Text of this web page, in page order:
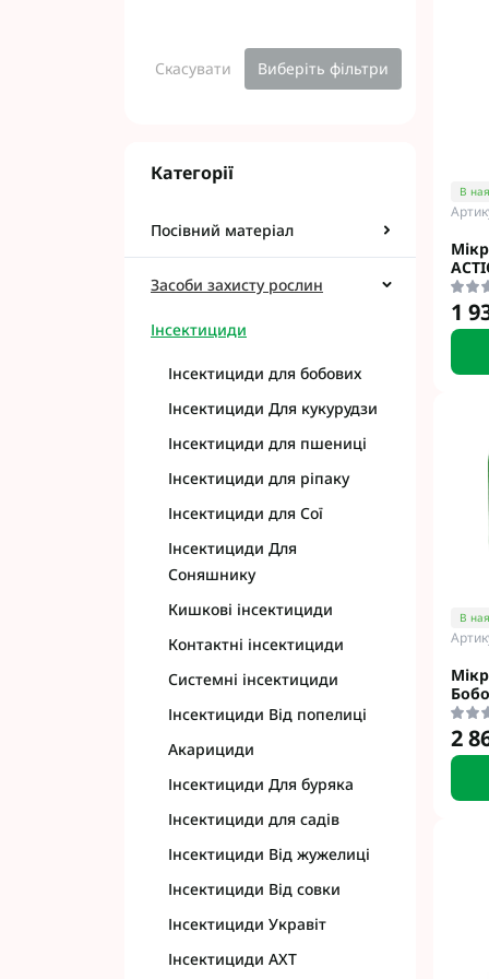
Соняшник
Соняшник
Cоняшник РАЖТ
Соняшник
ЮГ АГРОЛІДЕР
Технологія
Соняшник Сади
Інсектициди
Інсектициди
Інсектициди
Інсектициди
Інсектициди
Фунгіциди Для
Фунгіциди Для
Фунгіциди для
Фунгіциди Для
Фунгіциди Для
Фунгіциди для
Фунгіциди для
Фунгіциди Для
Фунгіциди Для
Контактні
Системні
Скасувати Виберіть фільтри
Категорії
Посівний матеріал
Засоби захисту рослин
Інсектициди
Інсектициди для бобових
Інсектициди Для кукурудзи
Інсектициди для пшениці
Інсектициди для ріпаку
Інсектициди для Сої
Інсектициди Для
Соняшнику
Кишкові інсектициди
Контактні інсектициди
Системні інсектициди
Інсектициди Від попелиці
Акарициди
Інсектициди Для буряка
Інсектициди для садів
Інсектициди Від жужелиці
Інсектициди Від совки
Інсектициди Укравіт
Інсектициди АХТ
В
1
В
2